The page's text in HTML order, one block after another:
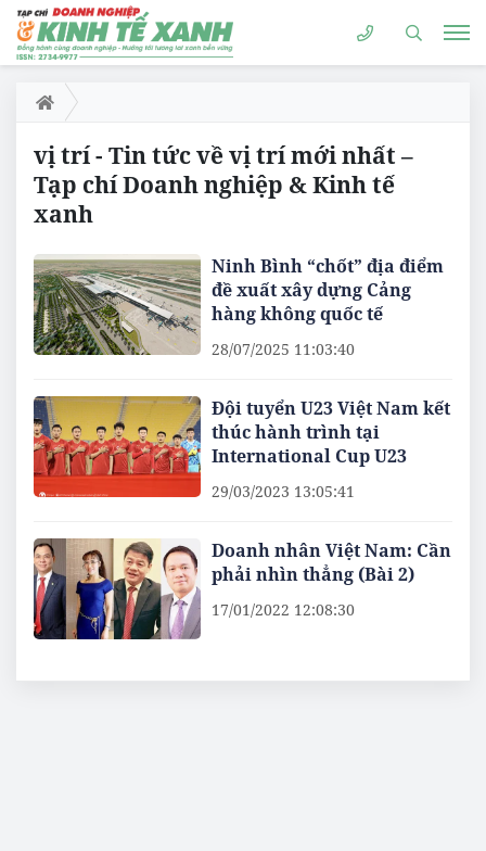
vị trí - Tin tức về vị trí mới nhất –
Tạp chí Doanh nghiệp & Kinh tế
xanh
Ninh Bình “chốt” địa điểm
đề xuất xây dựng Cảng
hàng không quốc tế
28/07/2025 11:03:40
Đội tuyển U23 Việt Nam kết
thúc hành trình tại
International Cup U23
29/03/2023 13:05:41
Doanh nhân Việt Nam: Cần
phải nhìn thẳng (Bài 2)
17/01/2022 12:08:30